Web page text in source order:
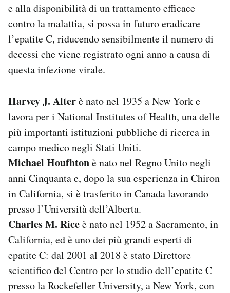
e alla disponibilità di un trattamento efficace
contro la malattia, si possa in futuro eradicare
l’epatite C, riducendo sensibilmente il numero di
decessi che viene registrato ogni anno a causa di
questa infezione virale.
Harvey J. Alterè nato nel 1935 a New York e
lavora per i National Institutes of Health, una delle
più importanti istituzioni pubbliche di ricerca in
campo medico negli Stati Uniti.
Michael Houfhtonè nato nel Regno Unito negli
anni Cinquanta e, dopo la sua esperienza in Chiron
in California, si è trasferito in Canada lavorando
presso l’Università dell’Alberta.
Charles M. Riceè nato nel 1952 a Sacramento, in
California, ed è uno dei più grandi esperti di
epatite C: dal 2001 al 2018 è stato Direttore
scientifico del Centro per lo studio dell’epatite C
presso la Rockefeller University, a New York, con